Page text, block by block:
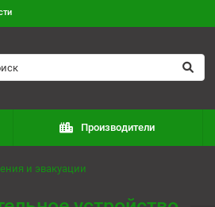
Производители
и эвакуации